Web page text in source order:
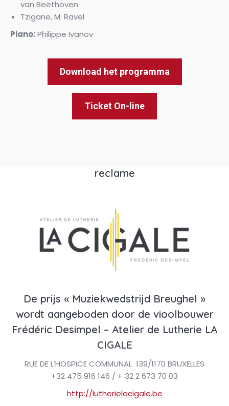
van Beethoven
Tzigane, M. Ravel
Piano:Philippe Ivanov
Download het programma
Ticket On-line
reclame
De prijs « Muziekwedstrijd Breughel »
wordt aangeboden door de vioolbouwer
Frédéric Desimpel – Atelier de Lutherie LA
CIGALE
RUE DE L’HOSPICE COMMUNAL 139/1170 BRUXELLES
+32 475 916 146 / + 32 2 673 70 03
http://lutherielacigale.be